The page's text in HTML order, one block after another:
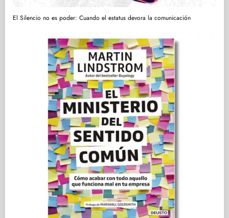
El Silencio no es poder: Cuando el estatus devora la comunicación